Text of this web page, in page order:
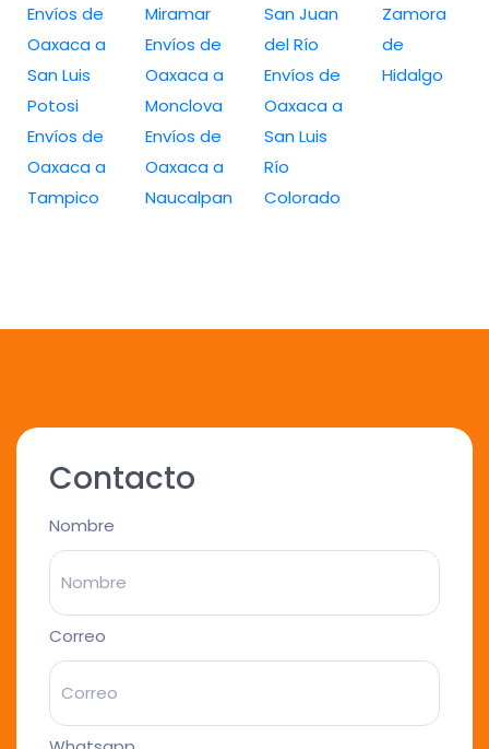
Envíos de
Oaxaca a
San Luis
Potosi
Envíos de
Oaxaca a
Tampico
Miramar
Envíos de
Oaxaca a
Monclova
Envíos de
Oaxaca a
Naucalpan
San Juan
del Río
Envíos de
Oaxaca a
San Luis
Río
Colorado
Zamora
de
Hidalgo
Contacto
Nombre
Correo